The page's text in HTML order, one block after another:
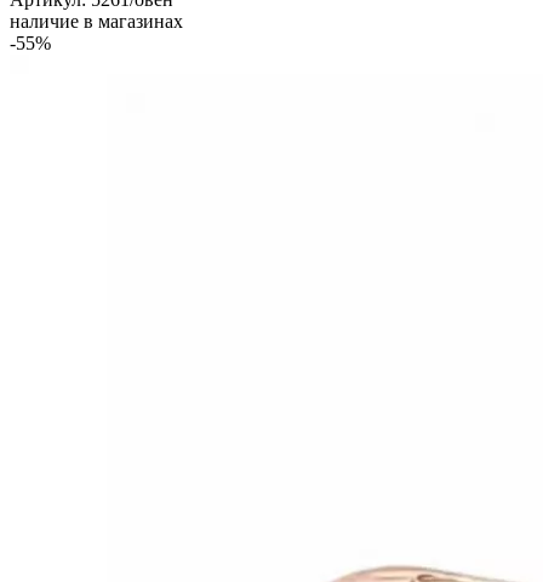
наличие в магазинах
-55%